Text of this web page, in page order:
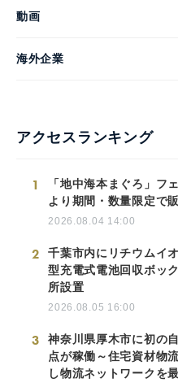
動画
海外企業
アクセスランキング
1
「地中海本まぐろ」フ
より期間・数量限定で
2026.08.04 14:00
2
千葉市内にリチウムイ
型充電式電池回収ボッ
所設置
2026.08.05 16:00
3
神奈川県厚木市に初の
点が稼働～住宅資材物
し物流ネットワークを